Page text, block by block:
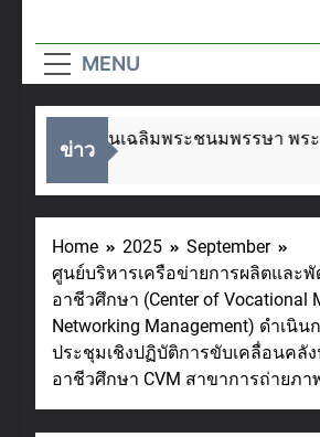
อาชีว
นครส
MENU
ข่าว
นโอกาสวันเฉลิมพระชนมพรรษา พระบ
Home 2025
September
ศูนย์บริหารเครือข่ายการผลิตและ
อาชีวศึกษา (Center of Vocational
Networking Management) ดำเนิน
ประชุมเชิงปฏิบัติการขับเคลื่อนคลั
อาชีวศึกษา CVM สาขาการถ่ายภา